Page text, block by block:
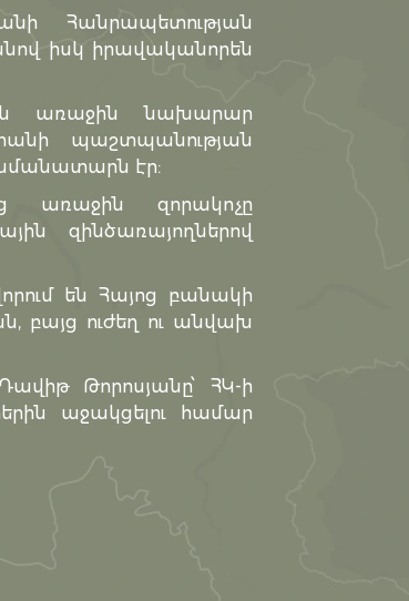
Հանրապետության
իսկ իրավականորեն
առաջին նախարար
պաշտպանության
էր:
առաջին զորակոչը
զինծառայողներով
են Հայոց բանակի
բայց ուժեղ ու անվախ
Թորոսյանը՝ ՀԿ-ի
աջակցելու համար